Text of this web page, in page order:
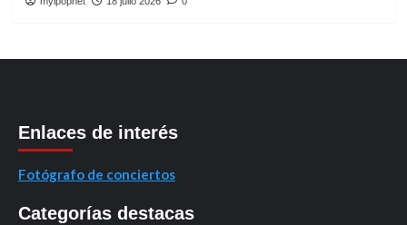
Enlaces de interés
Fotógrafo de conciertos
Categorías destacas